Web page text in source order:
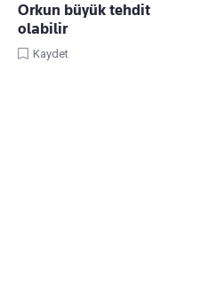
Orkun büyük tehdit
olabilir
Kaydet